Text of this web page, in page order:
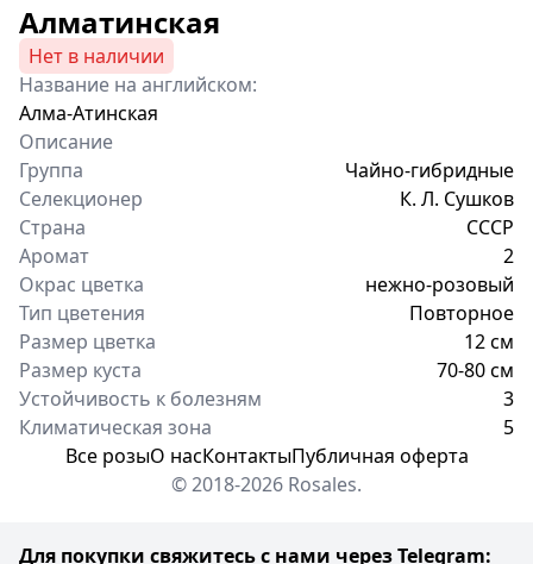
Алматинская
Нет в наличии
Название на английском:
Алма-Атинская
Описание
Группа
Чайно-гибридные
Селекционер
К. Л. Сушков
Страна
СССР
Аромат
2
Окрас цветка
нежно-розовый
Тип цветения
Повторное
Размер цветка
12 см
Размер куста
70-80 см
Устойчивость к болезням
3
Климатическая зона
5
Для покупки свяжитесь с нами через Telegram:
Все розыО насКонтактыПубличная оферта
© 2018-2026 Rosales.